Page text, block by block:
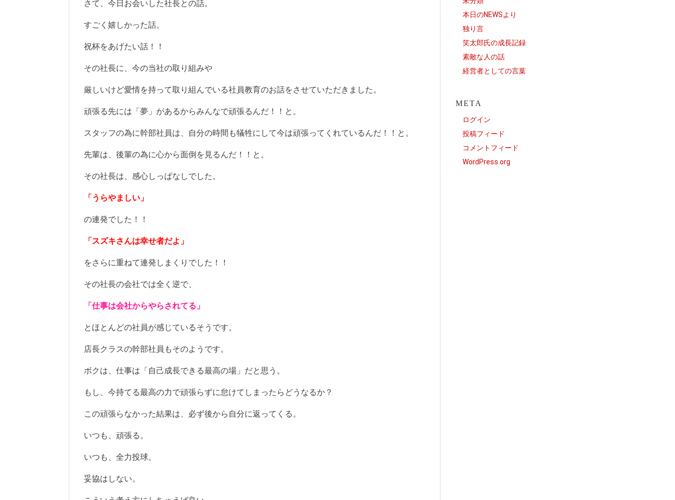
さて、今日お会いした社長との話。
すごく嬉しかった話。
祝杯をあげたい話！！
その社長に、今の当社の取り組みや
厳しいけど愛情を持って取り組んでいる社員教育のお話をさせていただきました。
頑張る先には「夢」があるからみんなで頑張るんだ！！と。
スタッフの為に幹部社員は、自分の時間も犠牲にして今は頑張ってくれているんだ！！と。
先輩は、後輩の為に心から面倒を見るんだ！！と。
その社長は、感心しっぱなしでした。
「うらやましい」
の連発でした！！
「スズキさんは幸せ者だよ」
をさらに重ねて連発しまくりでした！！
その社長の会社では全く逆で、
「仕事は会社からやらされてる」
とほとんどの社員が感じているそうです。
店長クラスの幹部社員もそのようです。
ボクは、仕事は「自己成長できる最高の場」だと思う。
もし、今持てる最高の力で頑張らずに怠けてしまったらどうなるか？
この頑張らなかった結果は、必ず後から自分に返ってくる。
いつも、頑張る。
いつも、全力投球。
妥協はしない。
本日のNEWSより
独り言
笑太郎氏の成長記録
素敵な人の話
経営者としての言葉
META
ログイン
投稿フィード
コメントフィード
WordPress.org